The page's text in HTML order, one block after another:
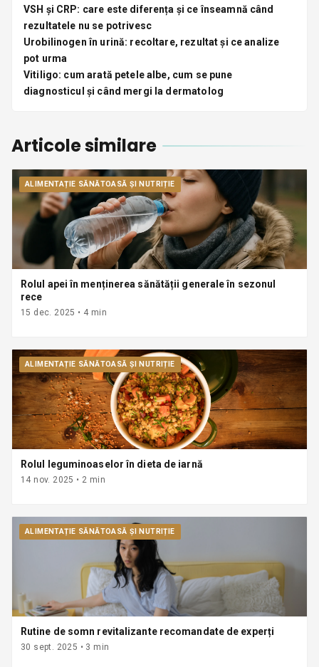
VSH și CRP: care este diferența și ce înseamnă când
rezultatele nu se potrivesc
Urobilinogen în urină: recoltare, rezultat și ce analize
pot urma
Vitiligo: cum arată petele albe, cum se pune
diagnosticul și când mergi la dermatolog
Articole similare
ALIMENTAȚIE SĂNĂTOASĂ ȘI NUTRIȚIE
Rolul apei în menținerea sănătății generale în sezonul
rece
15 dec. 2025 • 4 min
ALIMENTAȚIE SĂNĂTOASĂ ȘI NUTRIȚIE
Rolul leguminoaselor în dieta de iarnă
14 nov. 2025 • 2 min
ALIMENTAȚIE SĂNĂTOASĂ ȘI NUTRIȚIE
Rutine de somn revitalizante recomandate de experți
30 sept. 2025 • 3 min